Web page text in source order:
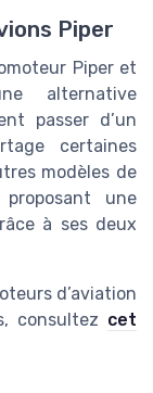
Piper
Piper et
alternative
passer d’un
certaines
modèles de
une
à ses deux
d’aviation
consultez cet